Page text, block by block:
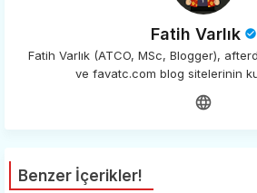
Fatih Varlık
Fatih Varlık (ATCO, MSc, Blogger),
ve favatc.com blog sitelerinin
Benzer İçerikler!